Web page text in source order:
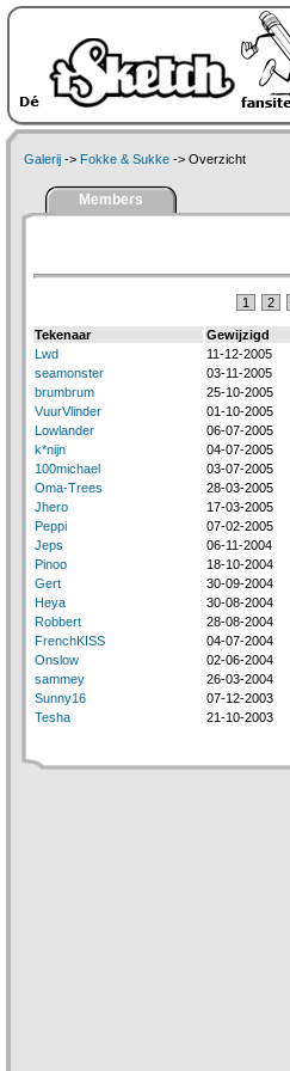
Galerij -> Fokke & Sukke -> Overzicht
Members
1 2
Tekenaar Gewijzigd
Lwd
11-12-2005
seamonster
03-11-2005
brumbrum
25-10-2005
VuurVlinder
01-10-2005
Lowlander
06-07-2005
k*nijn
04-07-2005
100michael
03-07-2005
Oma-Trees
28-03-2005
Jhero
17-03-2005
Peppi
07-02-2005
Jeps
06-11-2004
Pinoo
18-10-2004
Gert
30-09-2004
Heya
30-08-2004
Robbert
28-08-2004
FrenchKISS
04-07-2004
Onslow
02-06-2004
sammey
26-03-2004
Sunny16
07-12-2003
Tesha
21-10-2003